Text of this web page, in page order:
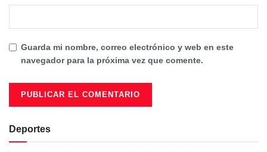
Guarda mi nombre, correo electrónico y web en este
navegador para la próxima vez que comente.
Deportes